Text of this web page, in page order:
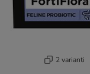
2 varianti